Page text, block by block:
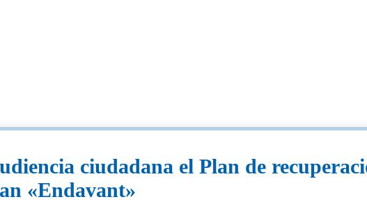
ciudadana el Plan de
«Endavant»